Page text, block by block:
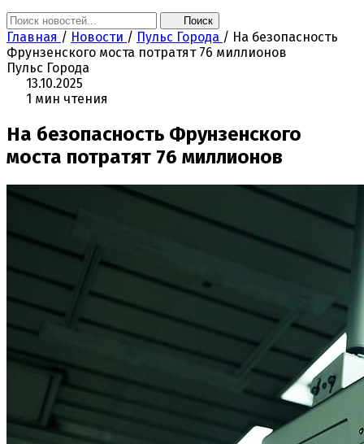
Поиск
Главная / Новости / Пульс Города / На безопасность
Фрунзенского моста потратят 76 миллионов
Пульс Города
13.10.2025
1 мин чтения
На безопасность Фрунзенского
моста потратят 76 миллионов